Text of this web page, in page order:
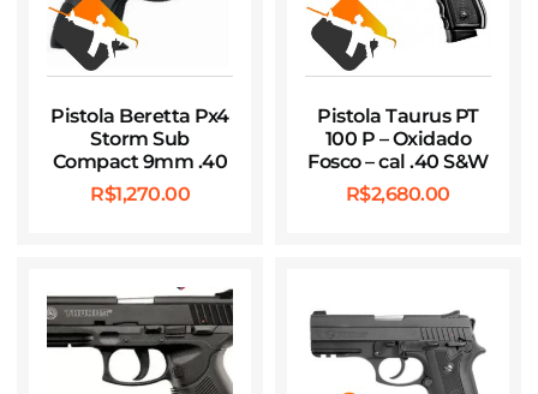
Pistola Beretta Px4
Storm Sub
Compact 9mm .40
R$1,270.00
Pistola Taurus PT
100 P – Oxidado
Fosco – cal .40 S&W
R$2,680.00